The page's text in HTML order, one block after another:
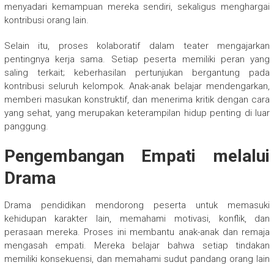
menyadari kemampuan mereka sendiri, sekaligus menghargai
kontribusi orang lain.
Selain itu, proses kolaboratif dalam teater mengajarkan
pentingnya kerja sama. Setiap peserta memiliki peran yang
saling terkait; keberhasilan pertunjukan bergantung pada
kontribusi seluruh kelompok. Anak-anak belajar mendengarkan,
memberi masukan konstruktif, dan menerima kritik dengan cara
yang sehat, yang merupakan keterampilan hidup penting di luar
panggung.
Pengembangan Empati melalui
Drama
Drama pendidikan mendorong peserta untuk memasuki
kehidupan karakter lain, memahami motivasi, konflik, dan
perasaan mereka. Proses ini membantu anak-anak dan remaja
mengasah empati. Mereka belajar bahwa setiap tindakan
memiliki konsekuensi, dan memahami sudut pandang orang lain